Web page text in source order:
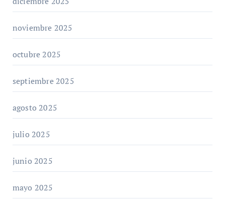
noviembre 2025
octubre 2025
septiembre 2025
agosto 2025
julio 2025
junio 2025
mayo 2025